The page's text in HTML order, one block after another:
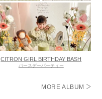
CITRON GIRL BIRTHDAY BASH
バースデーパーティー
MORE ALBUM